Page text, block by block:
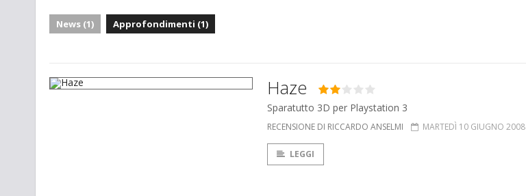
News (1) Approfondimenti (1)
Haze
Sparatutto 3D per Playstation 3
RECENSIONE DI RICCARDO ANSELMI MARTEDÌ 10 GIUGNO 2008
LEGGI